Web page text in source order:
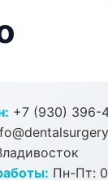
+7 (930) 396-
Пн-Пт: